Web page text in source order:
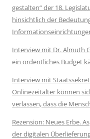
gestalten“ der 18.
hinsichtlich der
Interview mit Dr. Almuth
ein ordentliches Budget
Interview mit
Onlinezeitalter können
verlassen, dass die
Rezension: Neues Erbe.
der digitalen